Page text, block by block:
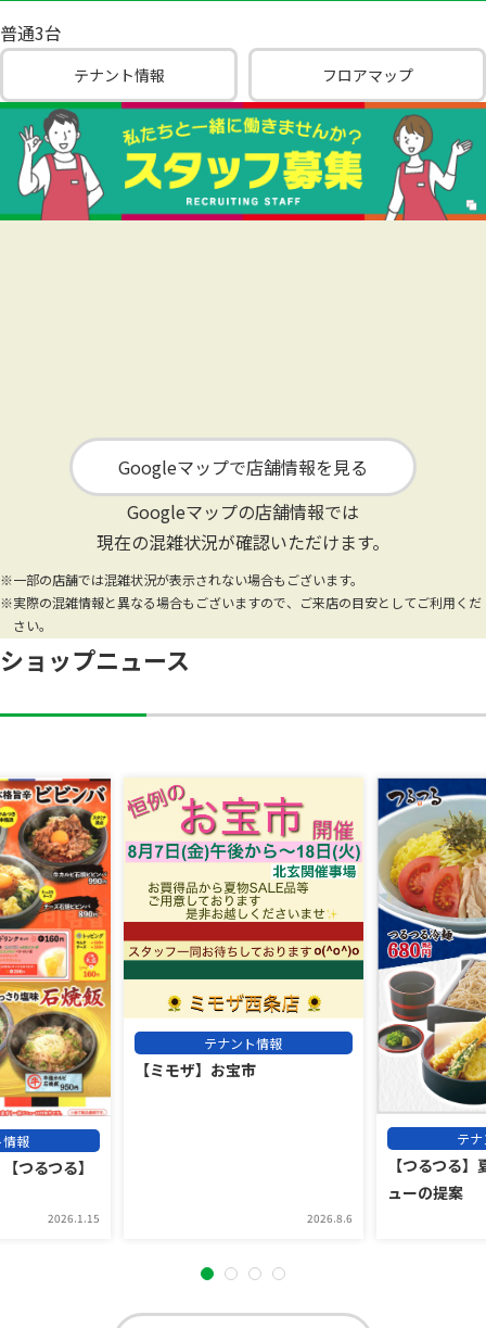
普通3台
テナント情報 フロアマップ
Googleマップで店舗情報を見る
Googleマップの店舗情報では
現在の混雑状況が確認いただけます。
※一部の店舗では混雑状況が表示されない場合もございます。
※実際の混雑情報と異なる場合もございますので、ご来店の目安としてご利用くだ
さい。
ショップニュース
情報
つるつる】
2026.1.15
テナント情報
【ミモザ】お宝市
2026.8.6
テ
【つるつる
ューの提案